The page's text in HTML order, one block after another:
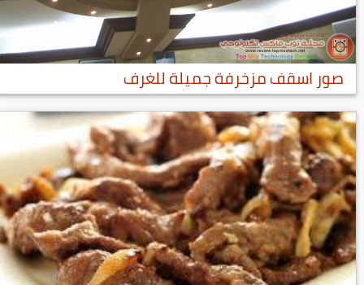
صور اسقف مزخرفة جميلة للغرف